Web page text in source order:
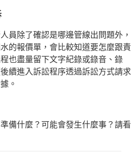
員除了確認是哪邊管線出問題外，
的報價單，會比較知道要怎麼跟責
也盡量留下文字紀錄或錄音、錄
續進入訴訟程序透過訴訟方式請求
。
備什麼？可能會發生什麼事？請看